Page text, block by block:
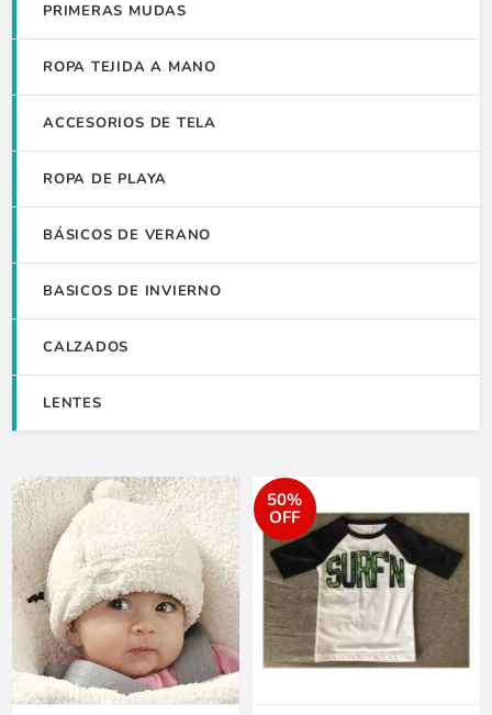
PRIMERAS MUDAS
ROPA TEJIDA A MANO
ACCESORIOS DE TELA
ROPA DE PLAYA
BÁSICOS DE VERANO
BASICOS DE INVIERNO
CALZADOS
LENTES
50%
OFF